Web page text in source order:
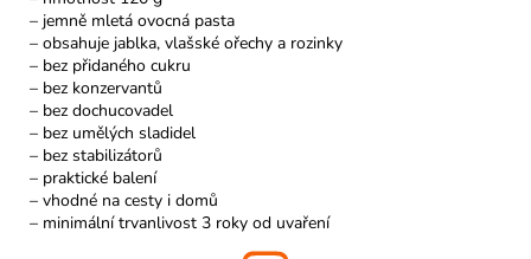
– jemně mletá ovocná pasta
– obsahuje jablka, vlašské ořechy a rozinky
– bez přidaného cukru
– bez konzervantů
– bez dochucovadel
– bez umělých sladidel
– bez stabilizátorů
– praktické balení
– vhodné na cesty i domů
– minimální trvanlivost 3 roky od uvaření